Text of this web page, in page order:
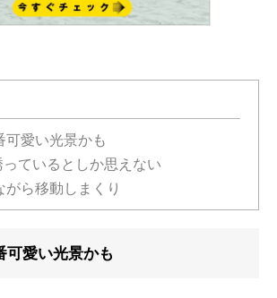
可愛い光景かも
ているとしか思えない
がら移動しまくり
可愛い光景かも